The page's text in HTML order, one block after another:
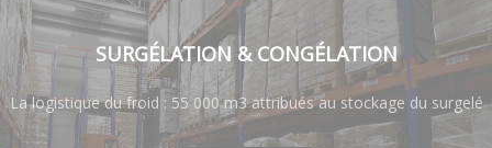
SURGÉLATION & CONGÉLATION
La logistique du froid : 55 000 m3 attribués au stockage du surgelé